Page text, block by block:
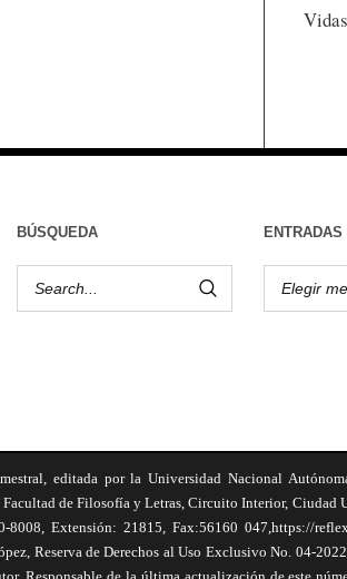
BÚSQUEDA
editada por la Universidad Nacional
de Filosofía y Letras, Circuito Interior, Ciudad
Extensión: 21815, Fax:56160 047,https://
Reserva de Derechos al Uso Exclusivo No. 04-